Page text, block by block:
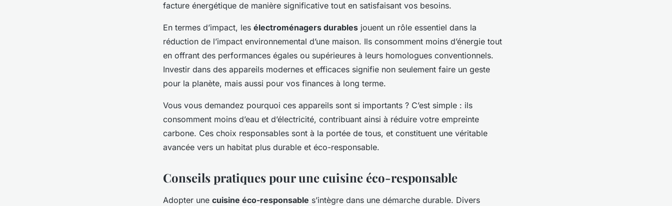
facture énergétique de manière significative tout en satisfaisant vos besoins.
En termes d’impact, les électroménagers durables jouent un rôle essentiel dans la
réduction de l’impact environnemental d’une maison. Ils consomment moins d’énergie tout
en offrant des performances égales ou supérieures à leurs homologues conventionnels.
Investir dans des appareils modernes et efficaces signifie non seulement faire un geste
pour la planète, mais aussi pour vos finances à long terme.
Vous vous demandez pourquoi ces appareils sont si importants ? C’est simple : ils
consomment moins d’eau et d’électricité, contribuant ainsi à réduire votre empreinte
carbone. Ces choix responsables sont à la portée de tous, et constituent une véritable
avancée vers un habitat plus durable et éco-responsable.
Conseils pratiques pour une cuisine éco-responsable
Adopter une cuisine éco-responsable s’intègre dans une démarche durable. Divers